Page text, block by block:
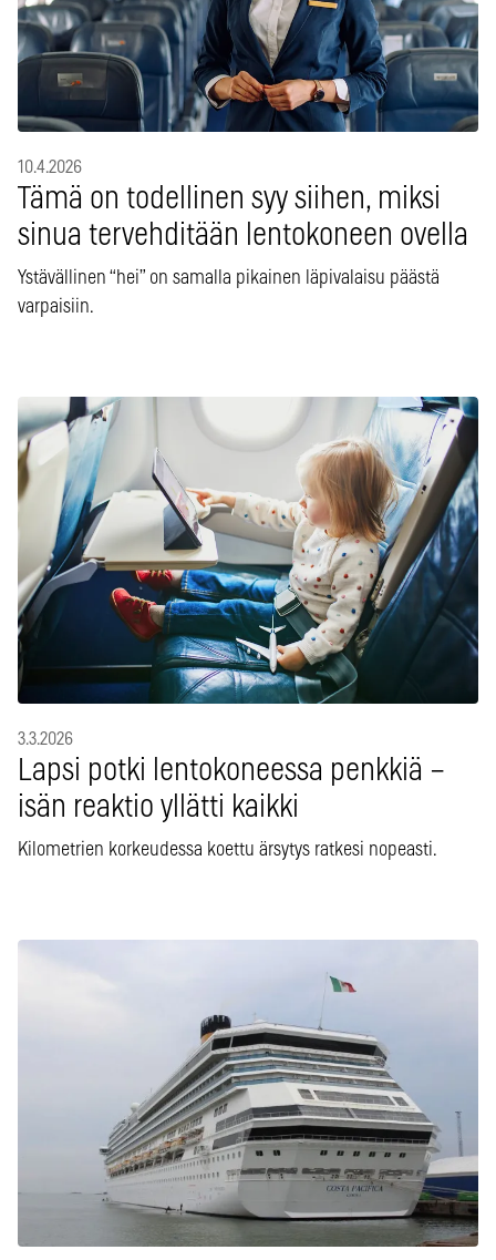
10.4.2026
Tämä on todellinen syy siihen, miksi
sinua tervehditään lentokoneen ovella
Ystävällinen “hei” on samalla pikainen läpivalaisu päästä
varpaisiin.
3.3.2026
Lapsi potki lentokoneessa penkkiä –
isän reaktio yllätti kaikki
Kilometrien korkeudessa koettu ärsytys ratkesi nopeasti.